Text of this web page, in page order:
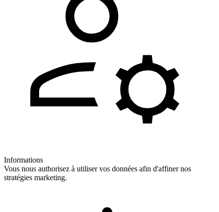
Informations
Vous nous authorisez à utiliser vos données afin d'affiner nos
stratégies marketing.